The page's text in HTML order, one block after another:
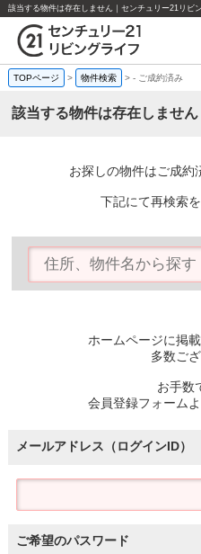
該当する物件は存在しません｜センチュリー21リビ
TOPページ > 物件検索 >- ご成約済み
該当する物件は存在しません
お探しの物件はご成約
下記にて再検索
ホームページに掲
多数ござ
お手数
会員登録フォーム
メールアドレス（ログインID）
ご希望のパスワード